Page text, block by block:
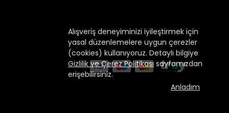
Alışveriş deneyiminizi iyileştirmek için
yasal düzenlemelere uygun çerezler
(cookies) kullanıyoruz. Detaylı bilgiye
Gizlilik ve Çerez Politikası sayfamızdan
erişebilirsiniz.
Anladım